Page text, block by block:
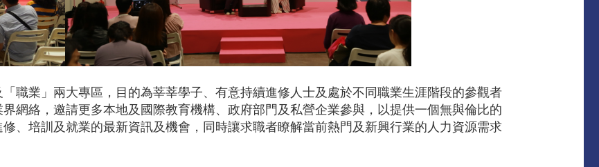
職業」兩大專區，目的為莘莘學子、有意持續進修人士及處於不同職業生涯階段的參觀者
網絡，邀請更多本地及國際教育機構、政府部門及私營企業參與，以提供一個無與倫比的
、培訓及就業的最新資訊及機會，同時讓求職者瞭解當前熱門及新興行業的人力資源需求